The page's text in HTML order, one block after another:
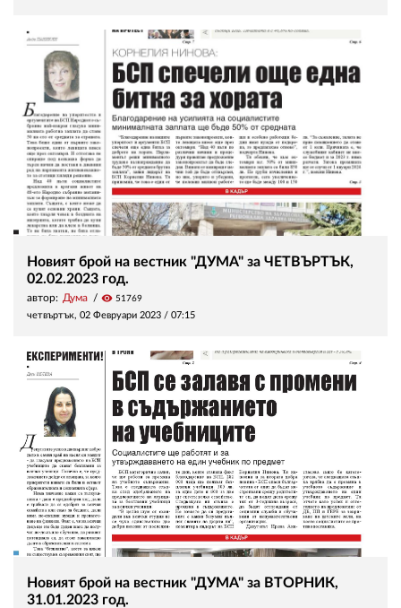
Новият брой на вестник "ДУМА" за ЧЕТВЪРТЪК,
02.02.2023 год.
автор: Дума visibility 51769
четвъртък, 02 Февруари 2023 / 07:15
Новият брой на вестник "ДУМА" за ВТОРНИК,
31.01.2023 год.